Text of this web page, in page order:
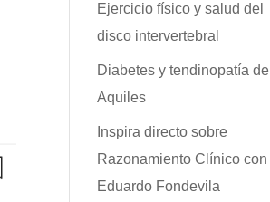
Ejercicio físico y salud del
disco intervertebral
Diabetes y tendinopatía de
Aquiles
Inspira directo sobre
Razonamiento Clínico con
Eduardo Fondevila